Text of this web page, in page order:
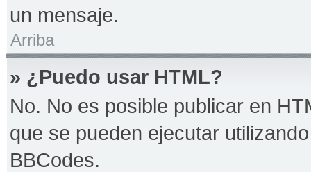
un mensaje.
Arriba
» ¿Puedo usar HTML?
No. No es posible publicar en
que se pueden ejecutar
BBCodes.